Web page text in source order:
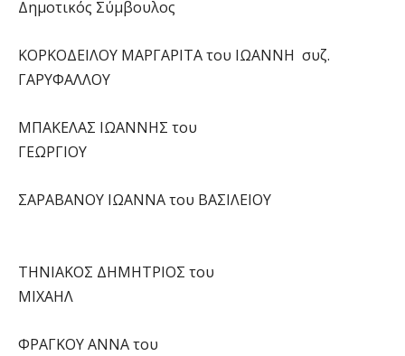
Δημοτικός Σύμβουλος
ΚΟΡΚΟΔΕΙΛΟΥ ΜΑΡΓΑΡΙΤΑ του ΙΩΑΝΝΗ συζ.
ΓΑΡΥΦΑΛΛΟΥ
ΜΠΑΚΕΛΑΣ ΙΩΑΝΝΗΣ του
ΓΕΩΡΓΙΟΥ
ΣΑΡΑΒΑΝΟΥ ΙΩΑΝΝΑ του ΒΑΣΙΛΕΙΟΥ
ΤΗΝΙΑΚΟΣ ΔΗΜΗΤΡΙΟΣ του
ΜΙΧΑΗΛ
ΦΡΑΓΚΟΥ ΑΝΝΑ του